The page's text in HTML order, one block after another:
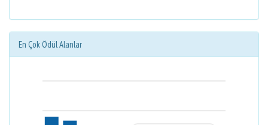
En Çok Ödül Alanlar